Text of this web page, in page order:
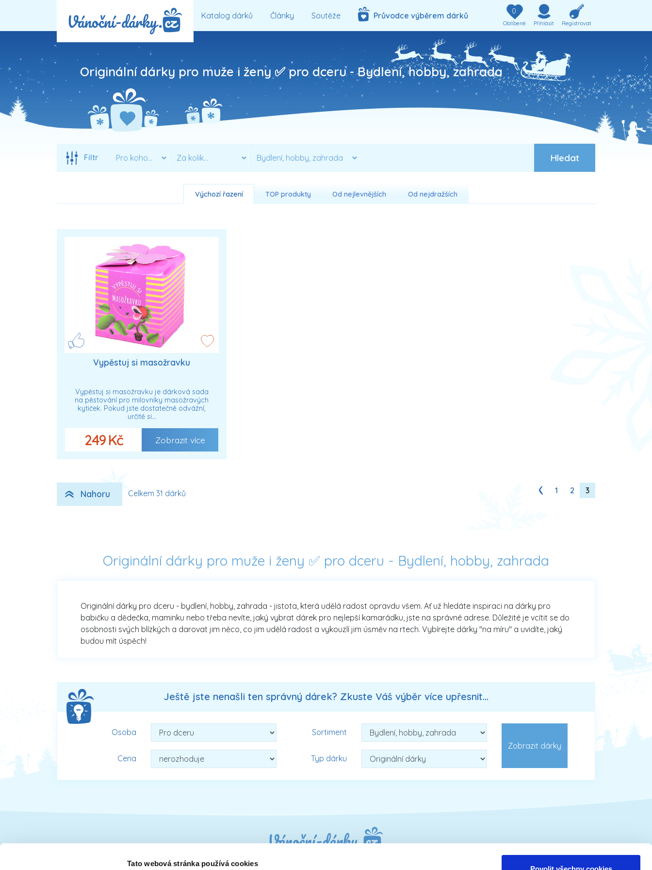
Tato webová stránka používá cookies
Katalog dárků Články Soutěže Průvodce výběrem dárků 0
Oblíbené Přihlásit Registrovat
Originální dárky pro muže i ženy ✅ pro dceru -Bydlení, hobby, zahrada
Filtr
Výchozí řazení TOP produkty Od nejlevnějších Od nejdražších
Vypěstuj si masožravku
Vypěstuj si masožravku je dárková sada
na pěstování pro milovníky masožravých
kytiček. Pokud jste dostatečně odvážní,
určitě si…
249 Kč Zobrazit více
Nahoru Celkem 31 dárků 1 2 3
Originální dárky pro muže i ženy ✅ pro dceru - Bydlení, hobby, zahrada
Originální dárky pro dceru - bydlení, hobby, zahrada - jistota, která udělá radost opravdu všem. Ať už hledáte inspiraci na dárky pro
babičku a dědečka, maminku nebo třeba nevíte, jaký vybrat dárek pro nejlepší kamarádku, jste na správné adrese. Důležité je vcítit se do
osobnosti svých blízkých a darovat jim něco, co jim udělá radost a vykouzlí jim úsměv na rtech. Vybírejte dárky "na míru" a uvidíte, jaký
budou mít úspěch!
Ještě jste nenašli ten správný dárek? Zkuste Váš výběr více upřesnit...
Osoba
Cena
Sortiment
Typ dárku
Vánoční tématika